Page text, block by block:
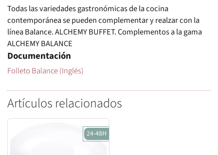
Todas las variedades gastronómicas de la cocina
contemporánea se pueden complementar y realzar con la
línea Balance. ALCHEMY BUFFET. Complementos a la gama
ALCHEMY BALANCE
Documentación
Folleto Balance (Inglés)
Artículos relacionados
24-48H